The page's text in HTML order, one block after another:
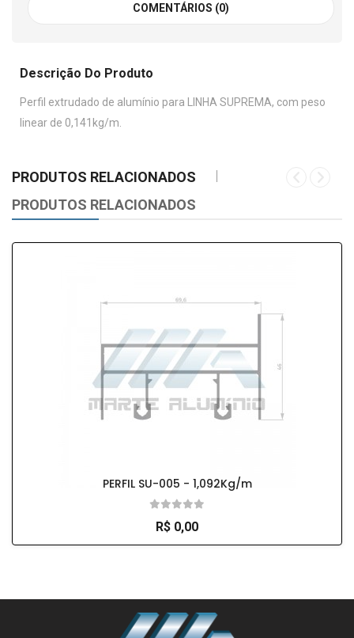
COMENTÁRIOS (0)
Descrição Do Produto
Perfil extrudado de alumínio para LINHA SUPREMA, com peso
linear de 0,141kg/m.
PRODUTOS RELACIONADOS
PRODUTOS RELACIONADOS
PERFIL SU-005 - 1,092Kg/m
R$ 0,00